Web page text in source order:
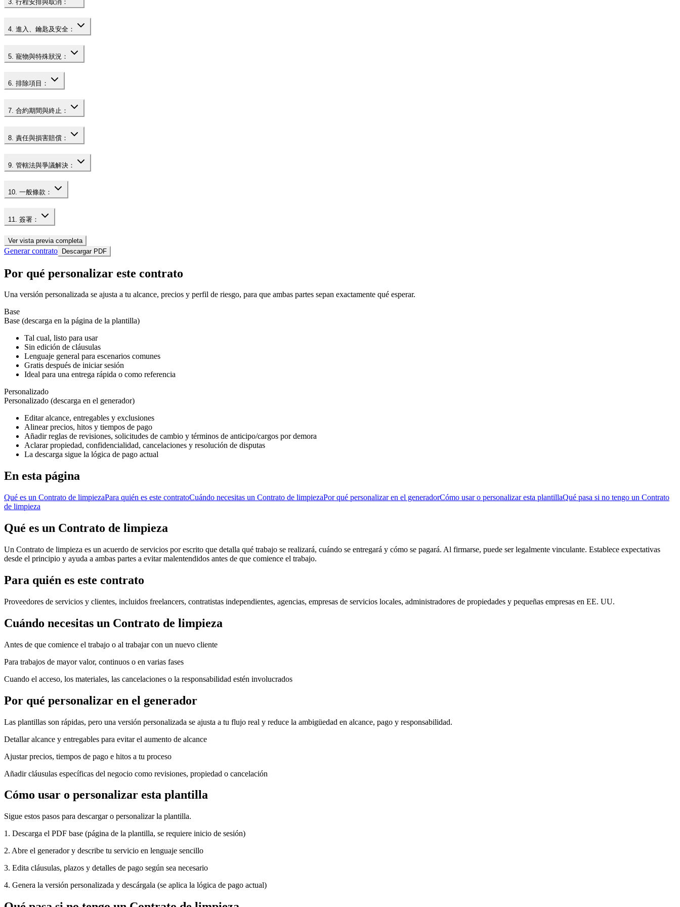
3. 行程安排與取消：
4. 進入、鑰匙及安全：
5. 寵物與特殊狀況：
6. 排除項目：
7. 合約期間與終止：
8. 責任與損害賠償：
9. 管轄法與爭議解決：
10. 一般條款：
11. 簽署：
Ver vista previa completa
Generar contrato Descargar PDF
Por qué personalizar este contrato
Una versión personalizada se ajusta a tu alcance, precios y perfil de riesgo, para que ambas partes sepan exactamente qué esperar.
Base
Base (descarga en la página de la plantilla)
Tal cual, listo para usar
Sin edición de cláusulas
Lenguaje general para escenarios comunes
Gratis después de iniciar sesión
Ideal para una entrega rápida o como referencia
Personalizado
Personalizado (descarga en el generador)
Editar alcance, entregables y exclusiones
Alinear precios, hitos y tiempos de pago
Añadir reglas de revisiones, solicitudes de cambio y términos de anticipo/cargos por demora
Aclarar propiedad, confidencialidad, cancelaciones y resolución de disputas
La descarga sigue la lógica de pago actual
En esta página
Qué es un Contrato de limpiezaPara quién es este contratoCuándo necesitas un Contrato de limpiezaPor qué personalizar en el generadorCómo usar o personalizar esta plantillaQué pasa si no tengo un Contrato
de limpieza
Qué es un Contrato de limpieza
Un Contrato de limpieza es un acuerdo de servicios por escrito que detalla qué trabajo se realizará, cuándo se entregará y cómo se pagará. Al firmarse, puede ser legalmente vinculante. Establece expectativas
desde el principio y ayuda a ambas partes a evitar malentendidos antes de que comience el trabajo.
Para quién es este contrato
Proveedores de servicios y clientes, incluidos freelancers, contratistas independientes, agencias, empresas de servicios locales, administradores de propiedades y pequeñas empresas en EE. UU.
Cuándo necesitas un Contrato de limpieza
Antes de que comience el trabajo o al trabajar con un nuevo cliente
Para trabajos de mayor valor, continuos o en varias fases
Cuando el acceso, los materiales, las cancelaciones o la responsabilidad estén involucrados
Por qué personalizar en el generador
Las plantillas son rápidas, pero una versión personalizada se ajusta a tu flujo real y reduce la ambigüedad en alcance, pago y responsabilidad.
Detallar alcance y entregables para evitar el aumento de alcance
Ajustar precios, tiempos de pago e hitos a tu proceso
Añadir cláusulas específicas del negocio como revisiones, propiedad o cancelación
Cómo usar o personalizar esta plantilla
Sigue estos pasos para descargar o personalizar la plantilla.
1. Descarga el PDF base (página de la plantilla, se requiere inicio de sesión)
2. Abre el generador y describe tu servicio en lenguaje sencillo
3. Edita cláusulas, plazos y detalles de pago según sea necesario
4. Genera la versión personalizada y descárgala (se aplica la lógica de pago actual)